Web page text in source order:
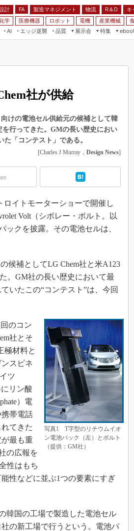
計 FA 製造マネジメント 物流 R＆D
キ
学 医療機器 ロボット 電機 産業機械
AI
エッジ逆襲 品質
展示会
リティショー
くりワールド
WORLD
ンネット展
特集
フィールドサービス
FPGA
組み込み画像技術
車載ソフト開発
無償設計ツール
インダストリー4.0
植物工場
知財マネジメント
海外生産
グローバル設計・開発
制御セキュリティ
新型コロナへの対応
モビリティ
素材／化学
社が供給
けの電池セル供給元の候補として韓
を行ってきた。GMの長い歴史におい
「コンテスト」である。
[Charles J Murray， Design News]
ロイトモーターショーで開催し
Volt（シボレー・ボルト。以
クを披露。その電池セルは、
候補としてLG Chem社と米A123
。GM社の長い歴史において最
いたこの“コンテスト”は、今回
写真1 T字型のリチウムイオ
ン電池パック（左）とボルト
（提供：GM社）
のコン
社とそ
極材料と
スピネ
ツ
にリン酸
）電
帯電話
てきた
最も重
の広報を
性はもち
性などに並ぶ1つの要素にすぎ
韓国の工場で製造した電池セル
の新工場で行うという。電池パ